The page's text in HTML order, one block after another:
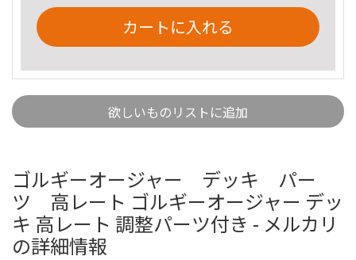
カートに入れる
欲しいものリストに追加
ゴルギーオージャー デッキ パー
ツ 高レート ゴルギーオージャー デッ
キ 高レート 調整パーツ付き - メルカリ
の詳細情報